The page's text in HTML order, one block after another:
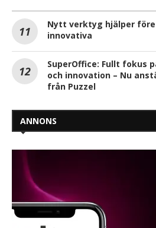
Nytt verktyg hjälper
innovativa
SuperOffice: Fullt fokus
och innovation – Nu
från Puzzel
ANNONS